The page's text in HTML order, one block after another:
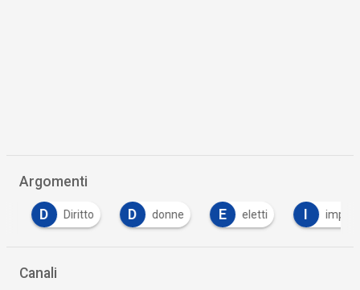
Argomenti
D Diritto D donne E eletti I impatto
Canali